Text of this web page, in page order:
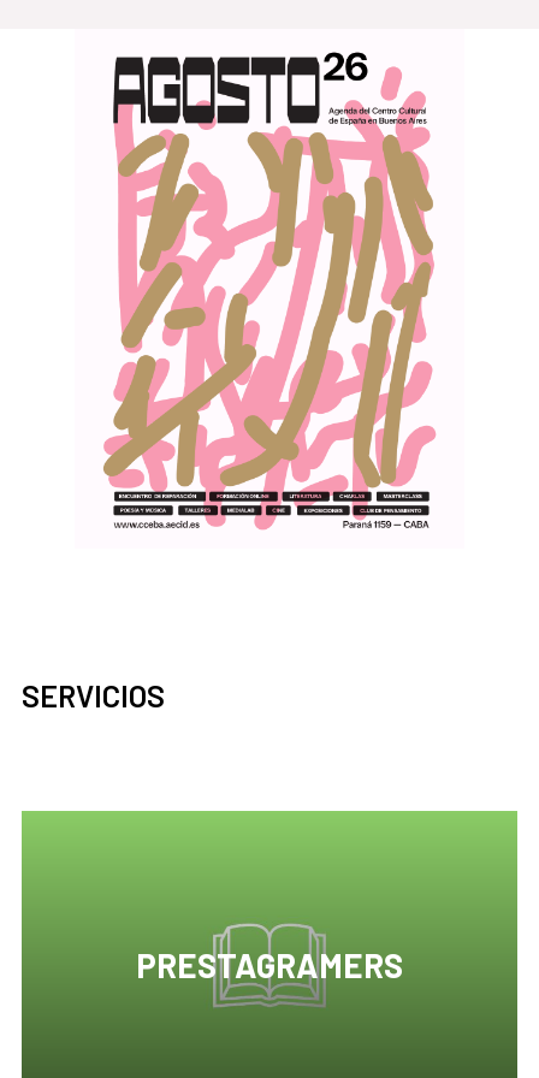
SERVICIOS
PRESTAGRAMERS